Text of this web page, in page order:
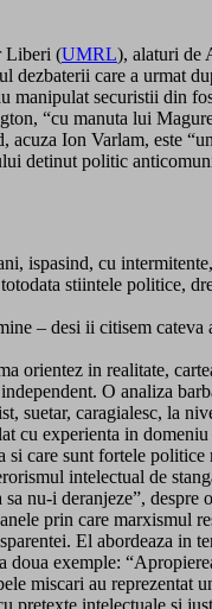
Liberi (UMRL), alaturi de
dezbaterii care a urmat
securistii din
“cu manuta lui
Ion Varlam, este
detinut politic
ispasind, cu
stiintele politice,
– desi ii citisem
in realitate,
O analiza
caragialesc, la
cu experienta in
care sunt fortele
intelectual de
nu-i deranjeze”,
prin care marxismul
El abordeaza in
exemple:
miscari au reprezentat